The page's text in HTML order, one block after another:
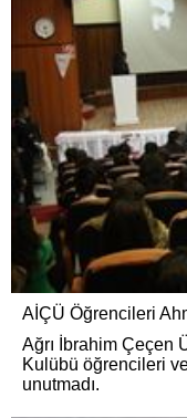
AİÇÜ Öğrencileri
Ağrı İbrahim Çeçen
Kulübü öğrencileri
unutmadı.